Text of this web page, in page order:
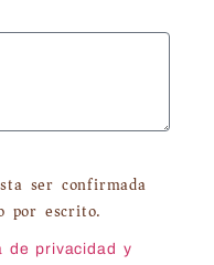
ser confirmada
por escrito.
de privacidad
y